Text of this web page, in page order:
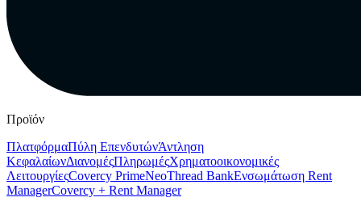
Προϊόν
ΠλατφόρμαΠύλη ΕπενδυτώνΆντληση
ΚεφαλαίωνΔιανομέςΠληρωμέςΧρηματοοικονομικές
ΛειτουργίεςCovercy PrimeNeoThread BankΕνσωμάτωση Rent
ManagerCovercy + Rent Manager